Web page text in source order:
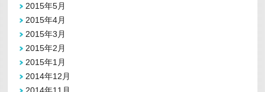
2015年5月
2015年4月
2015年3月
2015年2月
2015年1月
2014年12月